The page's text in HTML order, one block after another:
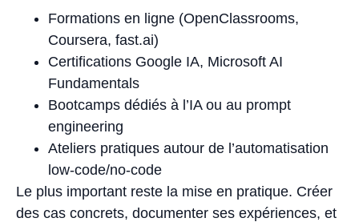
Formations en ligne (OpenClassrooms,
Coursera, fast.ai)
Certifications Google IA, Microsoft AI
Fundamentals
Bootcamps dédiés à l’IA ou au prompt
engineering
Ateliers pratiques autour de l’automatisation
low-code/no-code
Le plus important reste la mise en pratique. Créer
des cas concrets, documenter ses expériences, et